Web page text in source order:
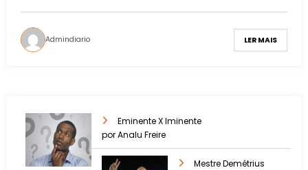
Admindiario LER MAIS
Eminente X Iminente
por Analu Freire
Mestre Demétrius